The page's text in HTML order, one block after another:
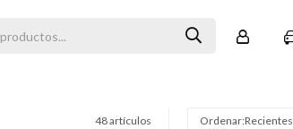
48 artículos Recientes